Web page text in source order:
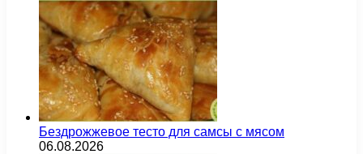
Бездрожжевое тесто для самсы с мясом
06.08.2026